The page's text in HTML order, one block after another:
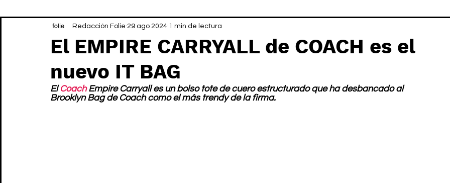
El EMPIRE CARRYALL de COACH es el
nuevo IT BAG
Redacción Folie 29 ago 2024 1 min de lectura
El Coach Empire Carryall es un bolso tote de cuero estructurado que ha desbancado al
Brooklyn Bag de Coach como el más trendy de la firma.